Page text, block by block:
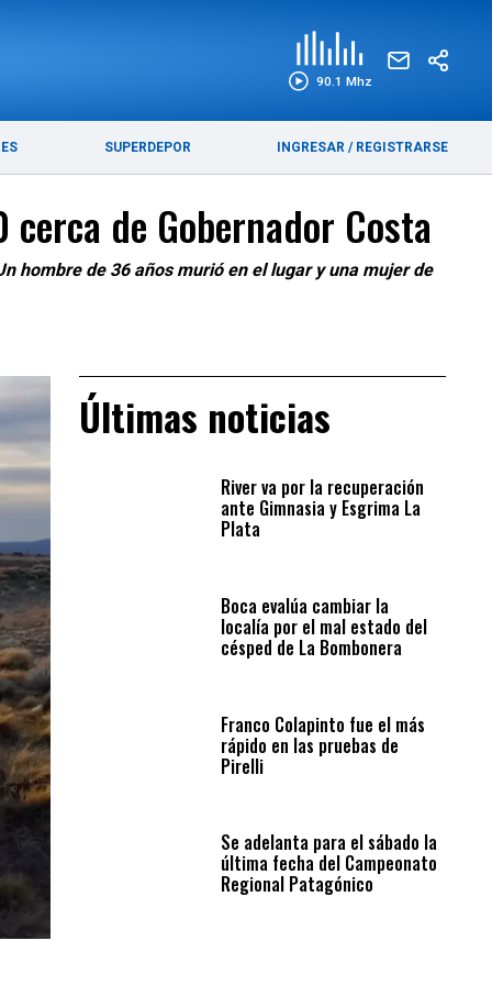
90.1 Mhz
SUPERDEPOR INGRESAR / REGISTRARSE
de Gobernador Costa
hombre de 36 años murió en el lugar y una mujer de
Últimas noticias
River va por la recuperación
ante Gimnasia y Esgrima La
Plata
Boca evalúa cambiar la
localía por el mal estado del
césped de La Bombonera
Franco Colapinto fue el más
rápido en las pruebas de
Pirelli
Se adelanta para el sábado la
última fecha del Campeonato
Regional Patagónico